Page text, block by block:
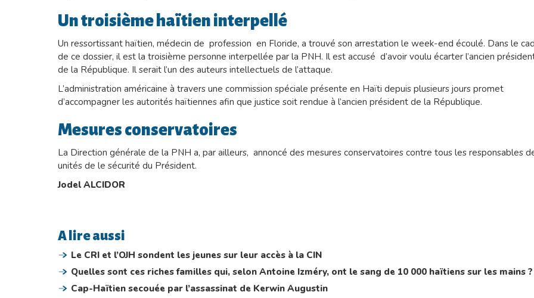
Un troisième haïtien interpellé
Un ressortissant haïtien, médecin de profession en Floride, a trouvé son arrestation le week-end écoulé. Dans le
de ce dossier, il est la troisième personne interpellée par la PNH. Il est accusé d’avoir voulu écarter l’ancien
de la République. Il serait l’un des auteurs intellectuels de l’attaque.
L’administration américaine à travers une commission spéciale présente en Haïti depuis plusieurs jours promet
d’accompagner les autorités haïtiennes afin que justice soit rendue à l’ancien président de la République.
Mesures conservatoires
La Direction générale de la PNH a, par ailleurs, annoncé des mesures conservatoires contre tous les responsables
unités de le sécurité du Président.
Jodel ALCIDOR
A lire aussi
Le CRI et l’OJH sondent les jeunes sur leur accès à la CIN
Quelles sont ces riches familles qui, selon Antoine Izméry, ont le sang de 10 000 haïtiens sur les mains ?
Cap-Haïtien secouée par l’assassinat de Kerwin Augustin